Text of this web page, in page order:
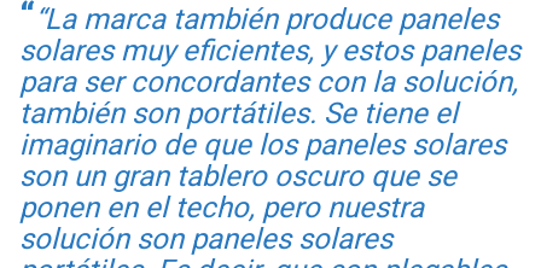
“La marca también produce paneles
solares muy eficientes, y estos paneles
para ser concordantes con la solución,
también son portátiles. Se tiene el
imaginario de que los paneles solares
son un gran tablero oscuro que se
ponen en el techo, pero nuestra
solución son paneles solares